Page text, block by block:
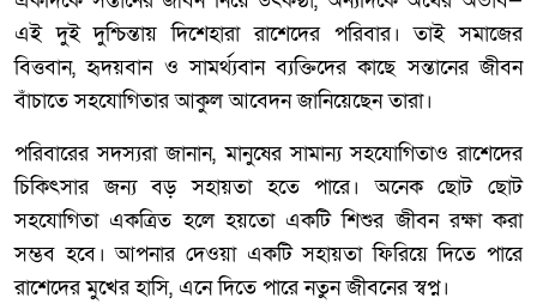
এই দুই দুশ্চিন্তায় দিশেহারা রাশেদের পরিবার। তাই সমাজের
বিত্তবান, হৃদয়বান ও সামর্থ্যবান ব্যক্তিদের কাছে সন্তানের জীবন
বাঁচাতে সহযোগিতার আকুল আবেদন জানিয়েছেন তারা।
পরিবারের সদস্যরা জানান, মানুষের সামান্য সহযোগিতাও রাশেদের
চিকিৎসার জন্য বড় সহায়তা হতে পারে। অনেক ছোট ছোট
সহযোগিতা একত্রিত হলে হয়তো একটি শিশুর জীবন রক্ষা করা
সম্ভব হবে। আপনার দেওয়া একটি সহায়তা ফিরিয়ে দিতে পারে
রাশেদের মুখের হাসি, এনে দিতে পারে নতুন জীবনের স্বপ্ন।